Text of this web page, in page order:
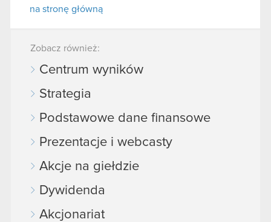
na stronę główną
Zobacz również:
Centrum wyników
Strategia
Podstawowe dane finansowe
Prezentacje i webcasty
Akcje na giełdzie
Dywidenda
Akcjonariat